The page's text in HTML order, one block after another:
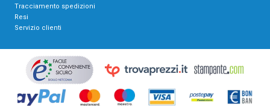
Tracciamento spedizioni
Resi
Servizio clienti